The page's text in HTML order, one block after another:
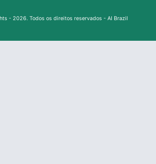
- 2026. Todos os direitos reservados - AI Brazil